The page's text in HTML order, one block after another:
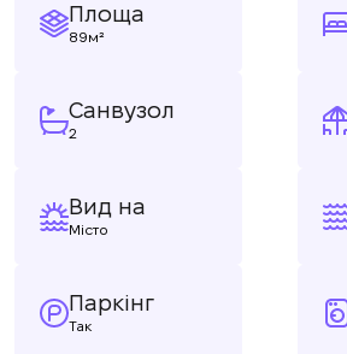
Площа
89м²
Санвузол
2
Вид на
Місто
Паркінг
Так